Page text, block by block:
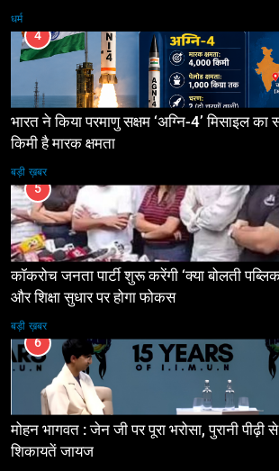
धर्म
4
भारत ने किया परमाणु सक्षम ‘अग्नि-4’ मिसाइल
किमी है मारक क्षमता
बड़ी ख़बर
5
कॉकरोच जनता पार्टी शुरू करेंगी ‘क्या बोलती
और शिक्षा सुधार पर होगा फोकस
बड़ी ख़बर
6
मोहन भागवत : जेन जी पर पूरा भरोसा, पुरानी पीढ़ी
शिकायतें जायज